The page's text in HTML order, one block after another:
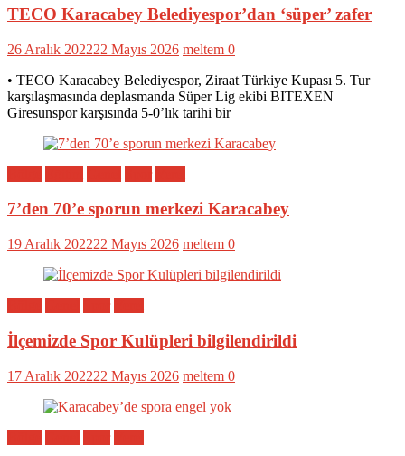
TECO Karacabey Belediyespor’dan ‘süper’ zafer
26 Aralık 202222 Mayıs 2026 meltem 0
• TECO Karacabey Belediyespor, Ziraat Türkiye Kupası 5. Tur
karşılaşmasında deplasmanda Süper Lig ekibi BITEXEN
Giresunspor karşısında 5-0’lık tarihi bir
7’den 70’e sporun merkezi Karacabey
19 Aralık 202222 Mayıs 2026 meltem 0
İlçemizde Spor Kulüpleri bilgilendirildi
17 Aralık 202222 Mayıs 2026 meltem 0